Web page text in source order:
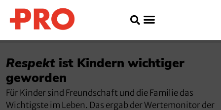
Respekt ist Kindern wichtiger
geworden
Für Kinder sind Freundschaft und die Familie das
Wichtigste im Leben. Das ergab der Wertemonitor der